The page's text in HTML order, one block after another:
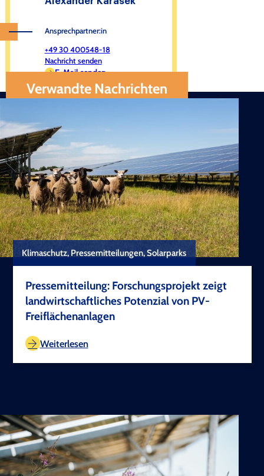
Ansprechpartner:in
+49 30 400548-18
Nachricht senden
E-Mail senden
Verwandte Nachrichten
Klimaschutz, Pressemitteilungen, Solarparks
Pressemitteilung: Forschungsprojekt zeigt
landwirtschaftliches Potenzial von PV-
Freiflächenanlagen
Weiterlesen